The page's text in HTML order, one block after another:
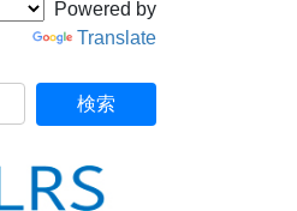
Powered by
Translate